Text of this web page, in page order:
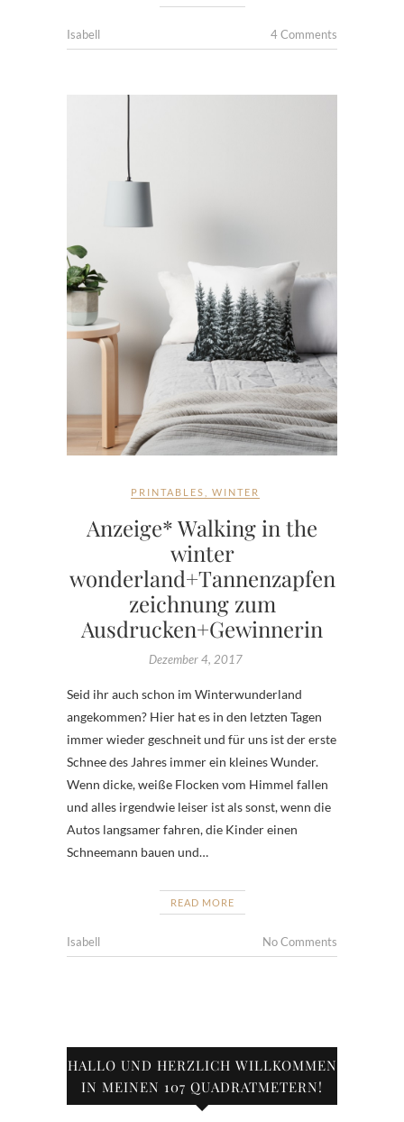
Isabell 4 Comments
PRINTABLES WINTER
Anzeige* Walking in the
winter
wonderland+Tannenzapfen
zeichnung zum
Ausdrucken+Gewinnerin
Dezember 4, 2017
Seid ihr auch schon im Winterwunderland
angekommen? Hier hat es in den letzten Tagen
immer wieder geschneit und für uns ist der erste
Schnee des Jahres immer ein kleines Wunder.
Wenn dicke, weiße Flocken vom Himmel fallen
und alles irgendwie leiser ist als sonst, wenn die
Autos langsamer fahren, die Kinder einen
Schneemann bauen und…
READ MORE
Isabell No Comments
HALLO UND HERZLICH WILLKOMMEN
IN MEINEN 107 QUADRATMETERN!